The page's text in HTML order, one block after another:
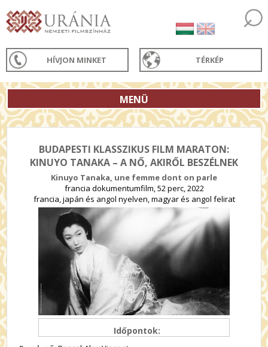
HÍVJON MINKET TÉRKÉP
MENÜ
BUDAPESTI KLASSZIKUS FILM MARATON:
KINUYO TANAKA – A NŐ, AKIRŐL BESZÉLNEK
Kinuyo Tanaka, une femme dont on parle
francia dokumentumfilm, 52 perc, 2022
francia, japán és angol nyelven, magyar és angol felirat
Időpontok: